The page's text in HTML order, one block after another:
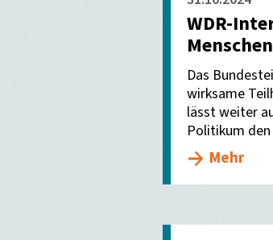
WDR-
Das
wirksame
lässt weiter
Politikum
Mehr